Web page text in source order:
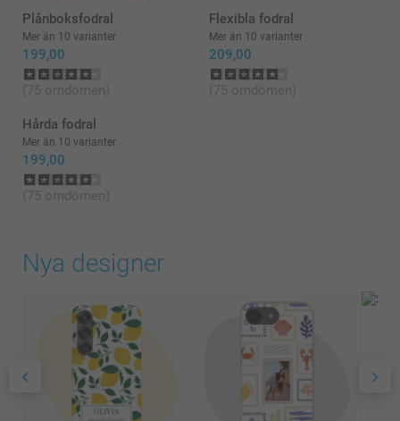
Plånboksfodral
Mer än 10 varianter
199,00
(75 omdömen)
Flexibla fodral
Mer än 10 varianter
209,00
(75 omdömen)
Hårda fodral
Mer än 10 varianter
199,00
(75 omdömen)
Nya designer